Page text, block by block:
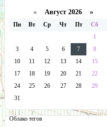
« Август 2026 »
Пн Вт Ср Чт Пт Сб
1
3
4 5 6 7 8
10
11 12 13 14 15
17
18 19 20 21 22
24
25 26 27 28 29
31
Облако тегов